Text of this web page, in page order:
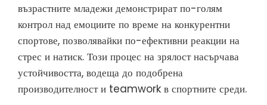
възрастните младежи демонстрират по-голям
контрол над емоциите по време на конкурентни
спортове, позволявайки по-ефективни реакции на
стрес и натиск. Този процес на зрялост насърчава
устойчивостта, водеща до подобрена
производителност и teamwork в спортните среди.